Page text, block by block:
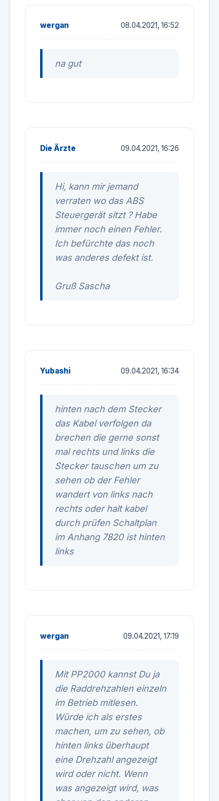
wergan 08.04.2021, 16:52
na gut
Die Ärzte 09.04.2021, 16:26
Hi, kann mir jemand
verraten wo das ABS
Steuergerät sitzt ? Habe
immer noch einen Fehler.
Ich befürchte das noch
was anderes defekt ist.
Gruß Sascha
Yubashi 09.04.2021, 16:34
hinten nach dem Stecker
das Kabel verfolgen da
brechen die gerne sonst
mal rechts und links die
Stecker tauschen um zu
sehen ob der Fehler
wandert von links nach
rechts oder halt kabel
durch prüfen Schaltplan
im Anhang 7820 ist hinten
links
wergan 09.04.2021, 17:19
Mit PP2000 kannst Du ja
die Raddrehzahlen einzeln
im Betrieb mitlesen.
Würde ich als erstes
machen, um zu sehen, ob
hinten links überhaupt
eine Drehzahl angezeigt
wird oder nicht. Wenn
was angezeigt wird, was